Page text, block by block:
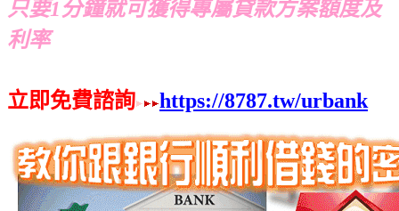
只要1分鐘就可獲得專屬貸款方案額度及
利率
立即免費諮詢 https://8787.tw/urbank